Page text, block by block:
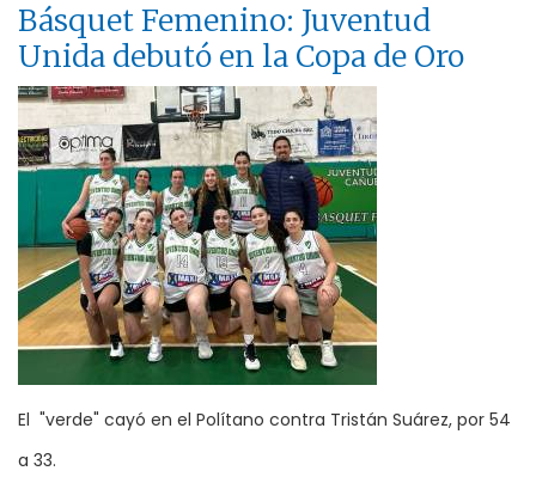
Básquet Femenino: Juventud
Unida debutó en la Copa de Oro
El "verde" cayó en el Polítano contra Tristán Suárez, por 54
a 33.